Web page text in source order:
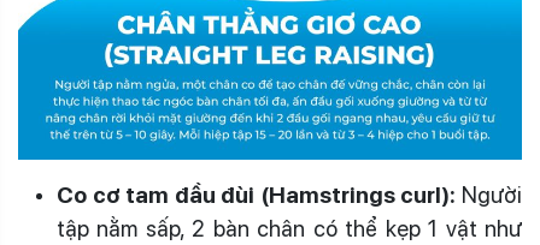
Co cơ tam đầu đùi (Hamstrings curl): Người
tập nằm sấp, 2 bàn chân có thể kẹp 1 vật như